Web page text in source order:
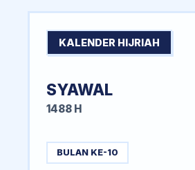
KALENDER HIJRIAH
SYAWAL
1488 H
BULAN KE-10